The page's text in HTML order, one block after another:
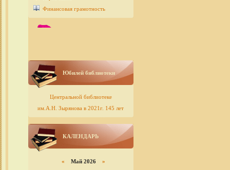
Финансовая грамотность
Юбилей библиотеки
Центральной библиотеке
им.А.Н. Зырянова в 2021г. 145 лет
КАЛЕНДАРЬ
« Май 2026»